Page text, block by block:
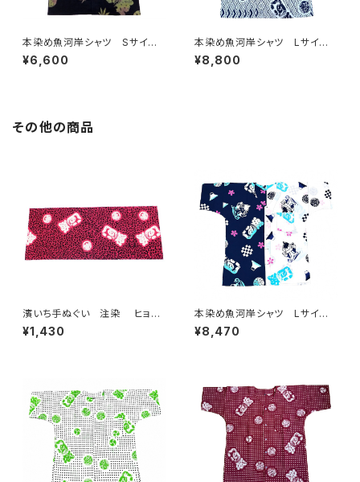
本染め魚河岸シャツ Sサイ
ズ 認定証付き 木綿晒 麻の
葉柄 黒×迷彩カモ 日本製
¥6,600
本染め魚河岸シャツ Lサイ
ズ 認定証付き 木綿晒 菱青
海波×伝統魚河岸柄 白×紺
¥8,800
その他の商品
濱いち手ぬぐい 注染 ヒョウ
柄 ネオンピンク×ホワイト 伝
統染色技法 レオパード柄 特
¥1,430
本染め魚河岸シャツ Lサイ
ズ 認定証付き 木綿晒 日本
製 やいちゃんスペシャル 注染
ツ 濱いちシャツ 焼津 浜通
り 港町
¥8,470